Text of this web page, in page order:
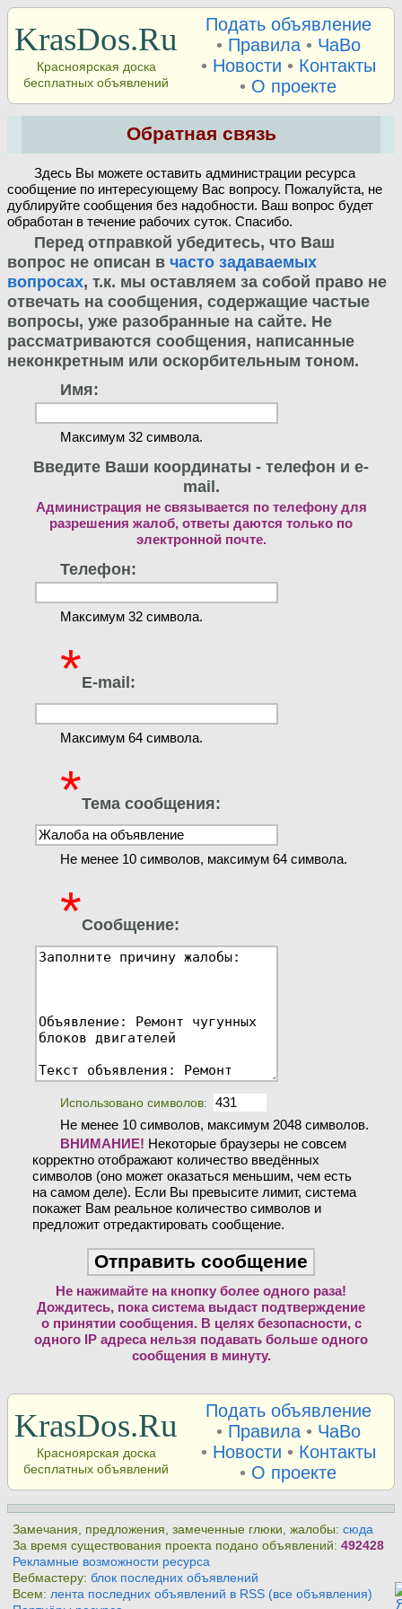
KrasDos.Ru
Красноярская доска
бесплатных объявлений
Подать объявление
• Правила• ЧаВо
• Новости • Контакты
• О проекте
Обратная связь
Здесь Вы можете оставить администрации ресурса
сообщение по интересующему Вас вопросу. Пожалуйста, не
дублируйте сообщения без надобности. Ваш вопрос будет
обработан в течение рабочих суток. Спасибо.
Перед отправкой убедитесь, что Ваш
вопрос не описан в часто задаваемых
вопросах, т.к. мы оставляем за собой право не
отвечать на сообщения, содержащие частые
вопросы, уже разобранные на сайте. Не
рассматриваются сообщения, написанные
неконкретным или оскорбительным тоном.
Имя:
Максимум 32 символа.
Введите Ваши координаты - телефон и e-
mail.
Администрация не связывается по телефону для
разрешения жалоб, ответы даются только по
электронной почте.
Телефон:
Максимум 32 символа.
*E-mail:
Максимум 64 символа.
*Тема сообщения:
Не менее 10 символов, максимум 64 символа.
*Сообщение:
Использовано символов:
Не менее 10 символов, максимум 2048 символов.
ВНИМАНИЕ! Некоторые браузеры не совсем
корректно отображают количество введённых
символов (оно может оказаться меньшим, чем есть
на самом деле). Если Вы превысите лимит, система
покажет Вам реальное количество символов и
предложит отредактировать сообщение.
Не нажимайте на кнопку более одного раза!
Дождитесь, пока система выдаст подтверждение
о принятии сообщения. В целях безопасности, с
одного IP адреса нельзя подавать больше одного
сообщения в минуту.
KrasDos.Ru
Красноярская доска
бесплатных объявлений
Подать объявление
• Правила• ЧаВо
• Новости • Контакты
• О проекте
Замечания, предложения, замеченные глюки, жалобы:сюда
За время существования проекта подано объявлений:492428
Рекламные возможности ресурса
Вебмастеру:блок последних объявлений
Всем:лента последних объявлений в RSS (все объявления)